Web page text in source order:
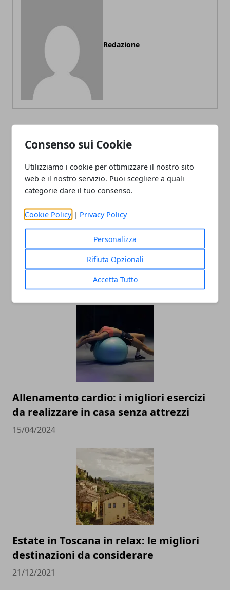
Consenso sui Cookie
Utilizziamo i cookie per ottimizzare il nostro sito
web e il nostro servizio. Puoi scegliere a quali
categorie dare il tuo consenso.
Cookie Policy | Privacy Policy
Personalizza
Rifiuta Opzionali
Accetta Tutto
Redazione
ARTICOLI CORRELATI
Vedere l'aurora boreale: la guida per
realizzare un sogno
03/09/2025
Allenamento cardio: i migliori esercizi
da realizzare in casa senza attrezzi
15/04/2024
Estate in Toscana in relax: le migliori
destinazioni da considerare
21/12/2021